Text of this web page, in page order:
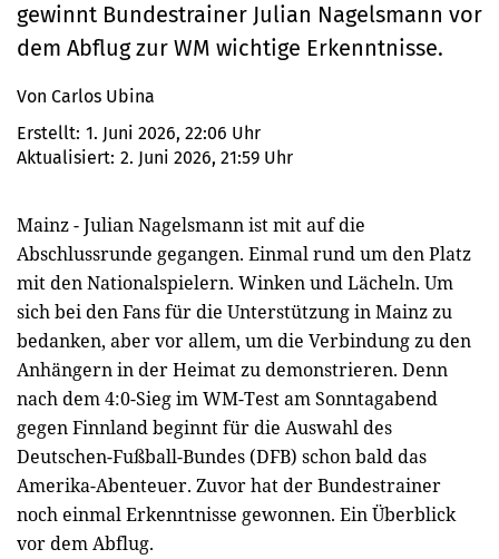
gewinnt Bundestrainer Julian Nagelsmann vor
dem Abflug zur WM wichtige Erkenntnisse.
Von Carlos Ubina
Erstellt: 1. Juni 2026, 22:06 Uhr
Aktualisiert: 2. Juni 2026, 21:59 Uhr
Mainz - Julian Nagelsmann ist mit auf die
Abschlussrunde gegangen. Einmal rund um den Platz
mit den Nationalspielern. Winken und Lächeln. Um
sich bei den Fans für die Unterstützung in Mainz zu
bedanken, aber vor allem, um die Verbindung zu den
Anhängern in der Heimat zu demonstrieren. Denn
nach dem 4:0-Sieg im WM-Test am Sonntagabend
gegen Finnland beginnt für die Auswahl des
Deutschen-Fußball-Bundes (DFB) schon bald das
Amerika-Abenteuer. Zuvor hat der Bundestrainer
noch einmal Erkenntnisse gewonnen. Ein Überblick
vor dem Abflug.